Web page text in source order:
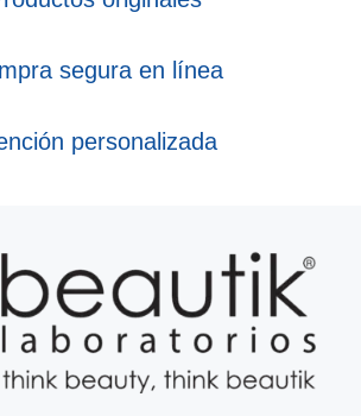
segura en línea
personalizada